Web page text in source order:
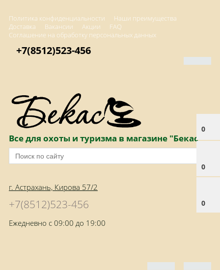
Политика конфиденциальности
Наши преимущества
Доставка
Вакансии Акции
FAQ
Соглашение на обработку персональных данных
0
0
0
+7(8512)523-456
Все для охоты и туризма в магазине "Бекас"
г. Астрахань, Кирова 57/2
+7(8512)523-456
Ежедневно с 09:00 до 19:00